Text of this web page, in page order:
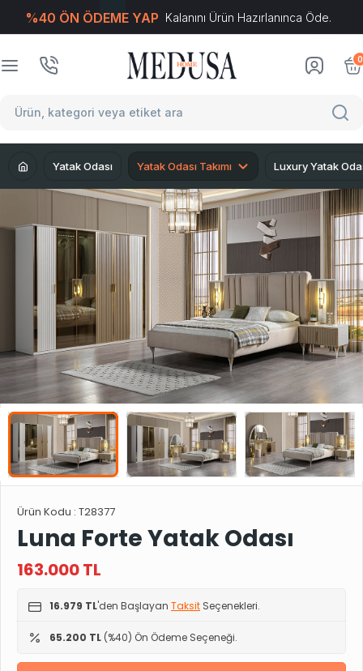
%40 ÖN ÖDEME YAP Kalanını Ürün Hazırlanınca Öde.
0
Yatak Odası Yatak Odası Takımı Luxury Yatak
Ürün Kodu : T28377
Luna Forte Yatak Odası
163.000TL
16.979 TL'den Başlayan Taksit Seçenekleri.
65.200 TL (%40) Ön Ödeme Seçeneği.
T-Soft E-Ticaret Sistemleriyle Hazırlanmıştır.